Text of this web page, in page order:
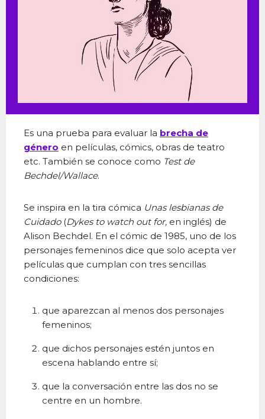
Es una prueba para evaluar la brecha de
género en películas, cómics, obras de teatro
etc. También se conoce como Test de
Bechdel/Wallace.
Se inspira en la tira cómica Unas lesbianas de
Cuidado (Dykes to watch out for, en inglés) de
Alison Bechdel. En el cómic de 1985, uno de los
personajes femeninos dice que solo acepta ver
películas que cumplan con tres sencillas
condiciones:
que aparezcan al menos dos personajes
femeninos;
que dichos personajes estén juntos en
escena hablando entre sí;
que la conversación entre las dos no se
centre en un hombre.